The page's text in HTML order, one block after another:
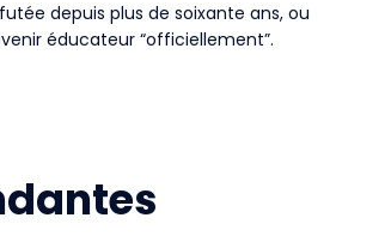
depuis plus de soixante ans, ou
éducateur “officiellement”.